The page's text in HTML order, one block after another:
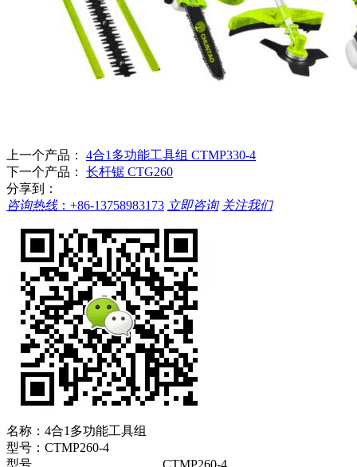
上一个产品： 4合1多功能工具组 CTMP330-4
下一个产品： 长杆锯 CTG260
分享到：
咨询热线： +86-13758983173 立即咨询 关注我们
名称： 4合1多功能工具组
型号： CTMP260-4